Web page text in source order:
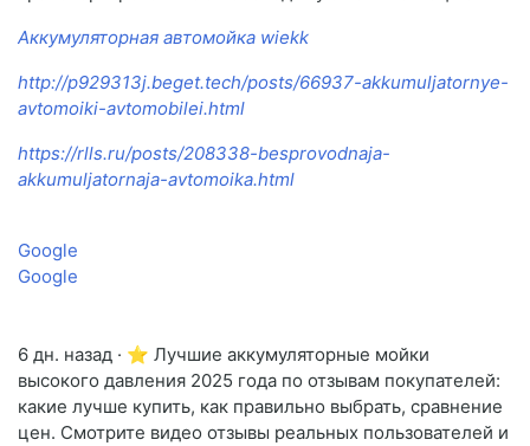
Аккумуляторная автомойка wiekk
http://p929313j.beget.tech/posts/66937-akkumuljatornye-
avtomoiki-avtomobilei.html
https://rlls.ru/posts/208338-besprovodnaja-
akkumuljatornaja-avtomoika.html
Google
Google
6 дн. назад · ⭐ Лучшие аккумуляторные мойки
высокого давления 2025 года по отзывам покупателей:
какие лучше купить, как правильно выбрать, сравнение
цен. Смотрите видео отзывы реальных пользователей и